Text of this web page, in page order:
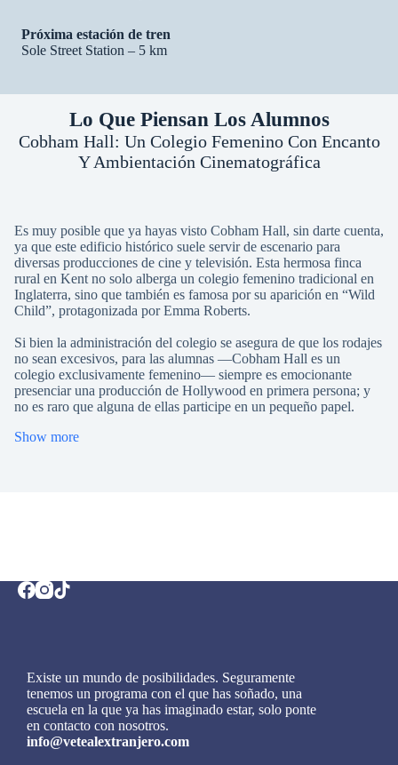
Próxima estación de tren
Sole Street Station – 5 km
Lo Que Piensan Los Alumnos
Cobham Hall: Un Colegio Femenino Con Encanto
Y Ambientación Cinematográfica
Es muy posible que ya hayas visto Cobham Hall, sin darte cuenta,
ya que este edificio histórico suele servir de escenario para
diversas producciones de cine y televisión. Esta hermosa finca
rural en Kent no solo alberga un colegio femenino tradicional en
Inglaterra, sino que también es famosa por su aparición en “Wild
Child”, protagonizada por Emma Roberts.
Si bien la administración del colegio se asegura de que los rodajes
no sean excesivos, para las alumnas —Cobham Hall es un
colegio exclusivamente femenino— siempre es emocionante
presenciar una producción de Hollywood en primera persona; y
no es raro que alguna de ellas participe en un pequeño papel.
Show more
Existe un mundo de posibilidades. Seguramente
tenemos un programa con el que has soñado, una
escuela en la que ya has imaginado estar, solo ponte
en contacto con nosotros.
info@vetealextranjero.com